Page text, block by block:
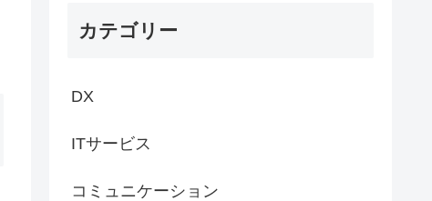
カテゴリー
DX
ITサービス
コミュニケーション